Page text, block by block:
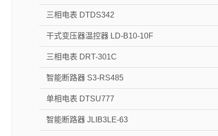
三相电表 DTDS342
干式变压器温控器 LD-B10-10F
三相电表 DRT-301C
智能断路器 S3-RS485
单相电表 DTSU777
智能断路器 JLIB3LE-63